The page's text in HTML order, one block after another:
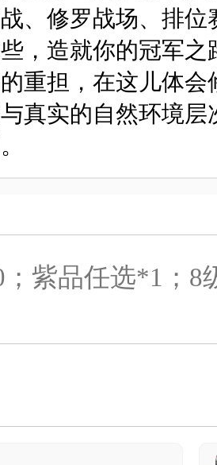
、修罗战场、排
，造就你的冠军
重担，在这儿体
真实的自然环境
；紫品任选*1；8